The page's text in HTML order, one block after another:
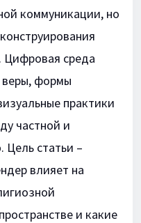
коммуникации, но
Цифровая среда
веры, формы
практики
частной и
Цель статьи –
влияет на
и какие